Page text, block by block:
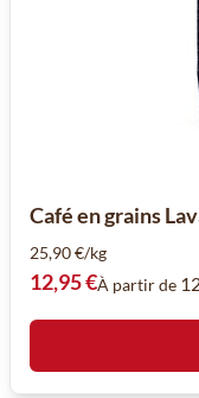
Café en grains
25,90 €/kg
12,95 €À partir de